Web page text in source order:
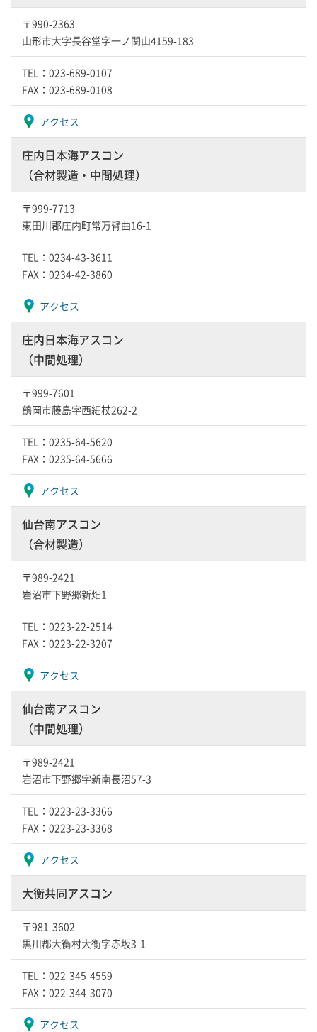
〒990-2363
山形市大字長谷堂字一ノ関山4159-183
TEL：023-689-0107
FAX：023-689-0108
アクセス
庄内日本海アスコン
（合材製造・中間処理）
〒999-7713
東田川郡庄内町常万臂曲16-1
TEL：0234-43-3611
FAX：0234-42-3860
アクセス
庄内日本海アスコン
（中間処理）
〒999-7601
鶴岡市藤島字西細杖262-2
TEL：0235-64-5620
FAX：0235-64-5666
アクセス
仙台南アスコン
（合材製造）
〒989-2421
岩沼市下野郷新畑1
TEL：0223-22-2514
FAX：0223-22-3207
アクセス
仙台南アスコン
（中間処理）
〒989-2421
岩沼市下野郷字新南長沼57-3
TEL：0223-23-3366
FAX：0223-23-3368
アクセス
大衡共同アスコン
〒981-3602
黒川郡大衡村大衡字赤坂3-1
TEL：022-345-4559
FAX：022-344-3070
アクセス